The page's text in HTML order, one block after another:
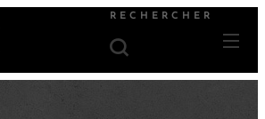
RECHERCHER